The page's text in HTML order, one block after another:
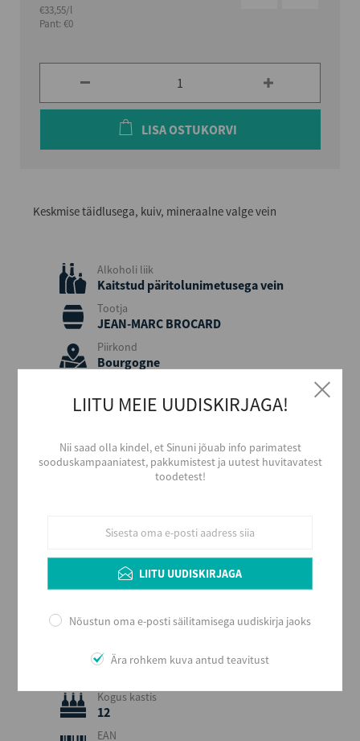
€33,55/l
Pant: €0
LISA OSTUKORVI
Keskmise täidlusega, kuiv, mineraalne valge vein
Alkoholi liik
Kaitstud päritolunimetusega vein
Tootja
JEAN-MARC BROCARD
Piirkond
Bourgogne
Prantsusmaa
Chardonnay
Aastakäik
Kerge ja värske
Maitse
Alkoholi sisaldus
Maht (L)
Kogus kastis
12
EAN
LIITU MEIE UUDISKIRJAGA!
Nii saad olla kindel, et Sinuni jõuab info parimatest
sooduskampaaniatest, pakkumistest ja uutest huvitavatest
toodetest!
LIITU UUDISKIRJAGA
Nõustun oma e-posti säilitamisega uudiskirja jaoks
Ära rohkem kuva antud teavitust